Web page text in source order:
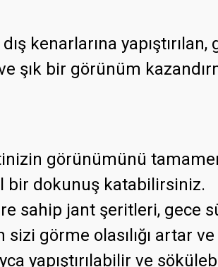
kenarlarına
bir görünüm
görünümünü
bir dokunuş katabilirsiniz.
sahip jant şeritleri,
görme olasılığı artar
yapıştırılabilir ve